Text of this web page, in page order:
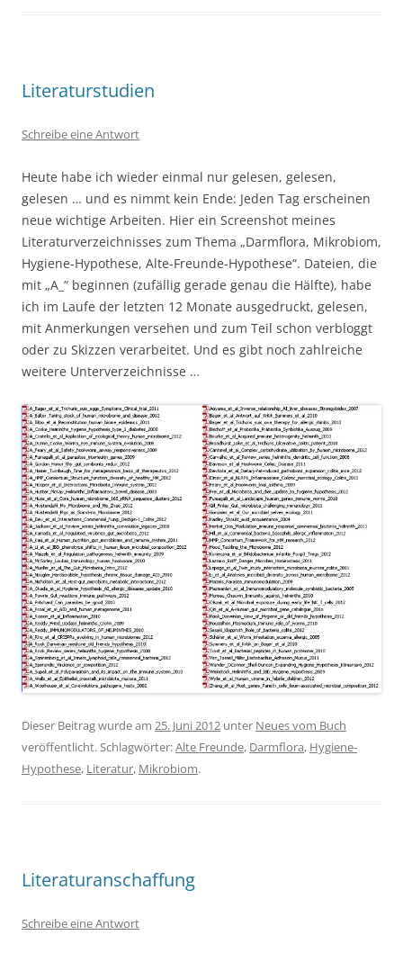
Literaturstudien
Schreibe eine Antwort
Heute habe ich wieder einmal nur gelesen, gelesen,
gelesen … und es nimmt kein Ende: Jeden Tag erscheinen
neue wichtige Arbeiten. Hier ein Screenshot meines
Literaturverzeichnisses zum Thema „Darmflora, Mikrobiom,
Hygiene-Hypothese, Alte-Freunde-Hypothese“. Dateien, die
mit „A_“ beginnen (zufällig gerade genau die Hälfte), habe
ich im Laufe der letzten 12 Monate ausgedruckt, gelesen,
mit Anmerkungen versehen und zum Teil schon verbloggt
oder zu Skizzen verarbeitet. Und es gibt noch zahlreiche
weitere Unterverzeichnisse …
Dieser Beitrag wurde am 25. Juni 2012 unter Neues vom Buch
veröffentlicht. Schlagwörter:Alte Freunde, Darmflora, Hygiene-
Hypothese, Literatur, Mikrobiom.
Literaturanschaffung
Schreibe eine Antwort